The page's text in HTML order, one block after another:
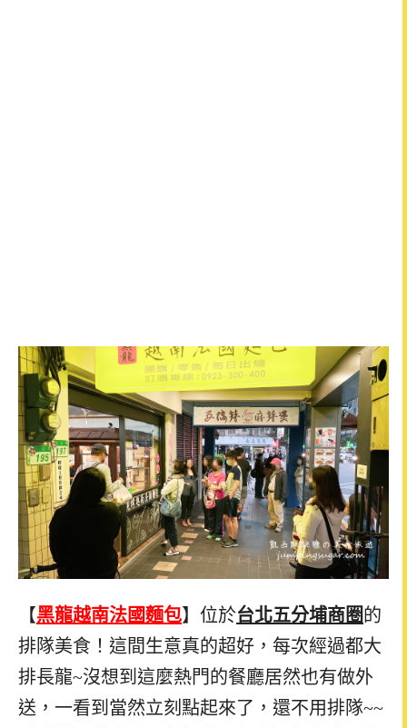
【黑龍越南法國麵包】位於台北五分埔商圈的
排隊美食！這間生意真的超好，每次經過都大
排長龍~沒想到這麼熱門的餐廳居然也有做外
送，一看到當然立刻點起來了，還不用排隊~~